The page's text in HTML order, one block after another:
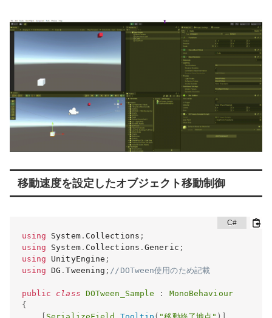
移動速度を設定したオブジェクト移動制御
using System. Collections ;
using System. Collections .Generic ;
using UnityEngine ;
using DG .Tweening ; //DOTween使用のため記載
public class DOTween_Sample :
MonoBehaviour
{